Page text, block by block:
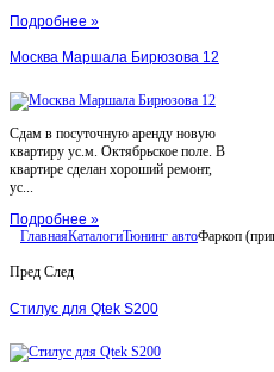
Подробнее »
Москва Маршала Бирюзова 12
Сдам в посуточную аренду новую
квартиру ус.м. Октябрьское поле. В
квартире сделан хороший ремонт,
ус...
Подробнее »
ГлавнаяКаталогиТюнинг автоФаркоп
Пред След
Стилус для Qtek S200